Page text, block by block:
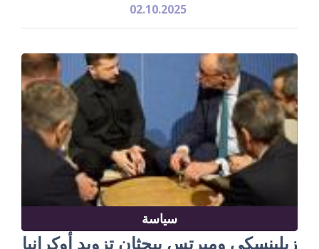
02.10.2025
سياسة
زيلينسكي وميرتس يبحثان تزويد أوكرانيا